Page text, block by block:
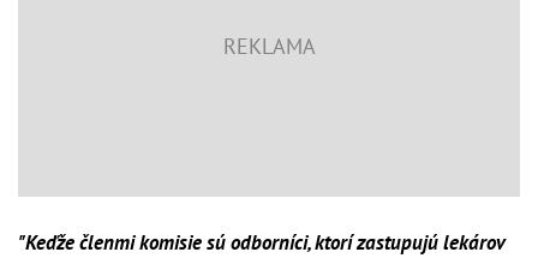
"Keďže členmi komisie sú odborníci, ktorí zastupujú lekárov